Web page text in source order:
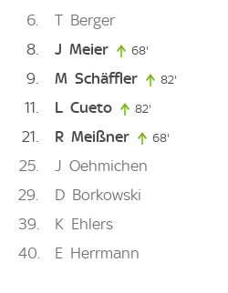
6 T Berger
8
J Meier 68'
9 M Schäffler 82'
11 L Cueto 82'
21 R Meißner 68'
25 J Oehmichen
29
D Borkowski
39
K Ehlers
40
E Herrmann